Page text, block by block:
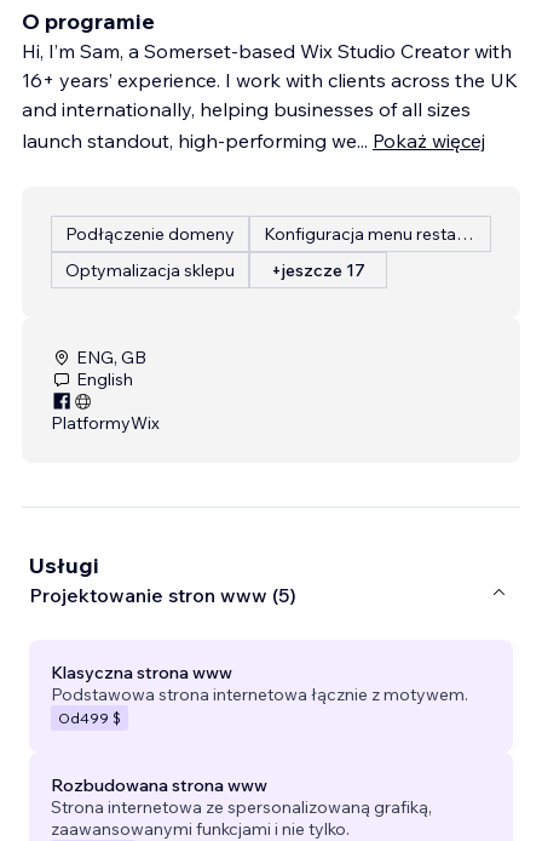
O programie
Hi, I’m Sam, a Somerset-based Wix Studio Creator with
16+ years’ experience. I work with clients across the UK
and internationally, helping businesses of all sizes
launch standout, high-performing we... Pokaż więcej
Podłączenie domeny
Konfiguracja menu restauracji
Optymalizacja sklepu
+jeszcze 17
ENG, GB
English
PlatformyWix
Usługi
Projektowanie stron www (5)
Klasyczna strona www
Podstawowa strona internetowa łącznie z motywem.
Od499 $
Rozbudowana strona www
Strona internetowa ze spersonalizowaną grafiką,
zaawansowanymi funkcjami i nie tylko.